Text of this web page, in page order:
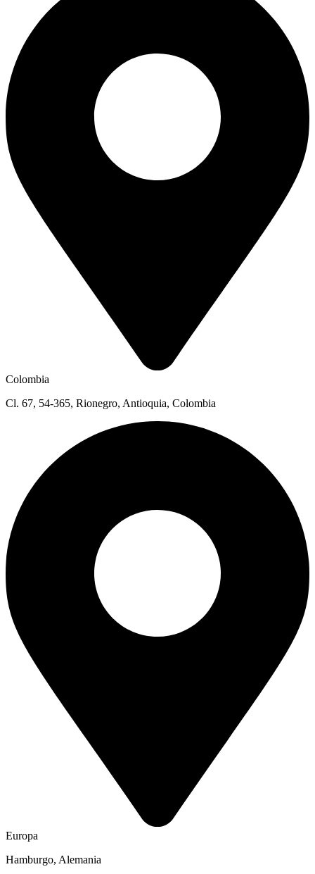
Colombia
Cl. 67, 54-365, Rionegro, Antioquia, Colombia
Europa
Hamburgo, Alemania